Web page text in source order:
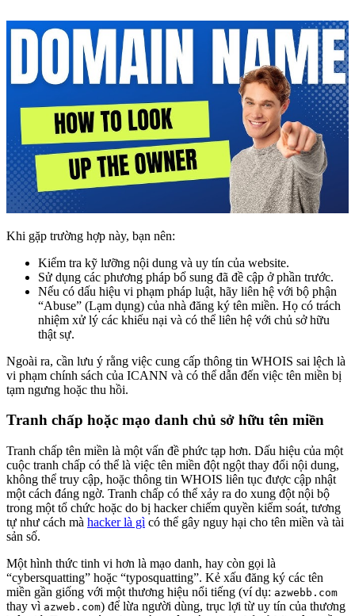
Khi gặp trường hợp này, bạn nên:
Kiểm tra kỹ lưỡng nội dung và uy tín của website.
Sử dụng các phương pháp bổ sung đã đề cập ở phần trước.
Nếu có dấu hiệu vi phạm pháp luật, hãy liên hệ với bộ phận
“Abuse” (Lạm dụng) của nhà đăng ký tên miền. Họ có trách
nhiệm xử lý các khiếu nại và có thể liên hệ với chủ sở hữu
thật sự.
Ngoài ra, cần lưu ý rằng việc cung cấp thông tin WHOIS sai lệch là
vi phạm chính sách của ICANN và có thể dẫn đến việc tên miền bị
tạm ngưng hoặc thu hồi.
Tranh chấp hoặc mạo danh chủ sở hữu tên miền
Tranh chấp tên miền là một vấn đề phức tạp hơn. Dấu hiệu của một
cuộc tranh chấp có thể là việc tên miền đột ngột thay đổi nội dung,
không thể truy cập, hoặc thông tin WHOIS liên tục được cập nhật
một cách đáng ngờ. Tranh chấp có thể xảy ra do xung đột nội bộ
trong một tổ chức hoặc do bị hacker chiếm quyền kiểm soát, tương
tự như cách mà hacker là gì có thể gây nguy hại cho tên miền và tài
sản số.
Một hình thức tinh vi hơn là mạo danh, hay còn gọi là
“cybersquatting” hoặc “typosquatting”. Kẻ xấu đăng ký các tên
miền gần giống với một thương hiệu nổi tiếng (ví dụ: azwebb.com
thay vì azweb.com) để lừa người dùng, trục lợi từ uy tín của thương